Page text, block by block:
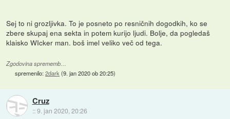
Sej to ni grozljivka. To je posneto po resničnih dogodkih, ko se
zbere skupaj ena sekta in potem kurijo ljudi. Bolje, da pogledaš
klaisko WIcker man. boš imel veliko več od tega.
Zgodovina sprememb…
spremenilo:2dark (9. jan 2020 ob 20:25)
Cruz
::9. jan 2020, 20:26